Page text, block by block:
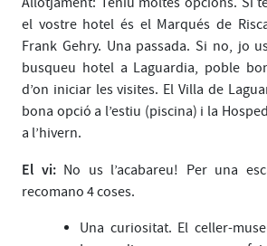
el vostre hotel és el Marqués de
Frank Gehry. Una passada. Si no, jo
busqueu hotel a Laguardia, poble
d’on iniciar les visites. El Villa de
bona opció a l’estiu (piscina) i la
a l’hivern.
El vi: No us l’acabareu! Per una
recomano 4 coses.
Una curiositat. El celler-